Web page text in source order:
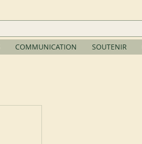
COMMUNICATION SOUTENIR